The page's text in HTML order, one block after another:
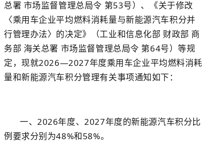
总署 市场监督管理总局令 第53号）、《关于修改
〈乘用车企业平均燃料消耗量与新能源汽车积分并
行管理办法〉的决定》（工业和信息化部 财政部 商
务部 海关总署 市场监督管理总局令 第64号）等规
定，现就2026—2027年度乘用车企业平均燃料消耗
量和新能源汽车积分管理有关事项通知如下：
一、2026年度、2027年度的新能源汽车积分比
例要求分别为48%和58%。